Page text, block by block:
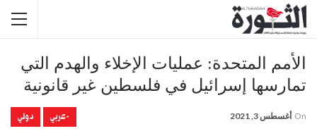
الأمم المتحدة: عمليات الإخلاء والهدم التي
تمارسها إسرائيل في فلسطين غير قانونية
-عربي دولي On أغسطس 3, 2021